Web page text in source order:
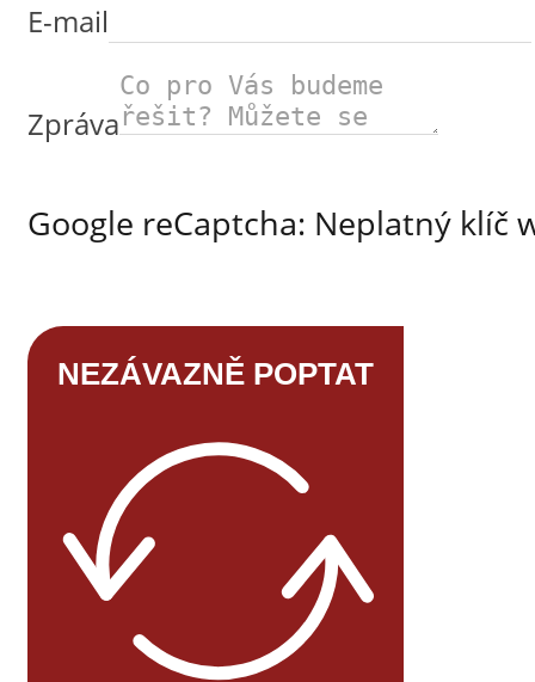
E-mail
Zpráva
Google reCaptcha: Neplatný klíč
NEZÁVAZNĚ POPTAT